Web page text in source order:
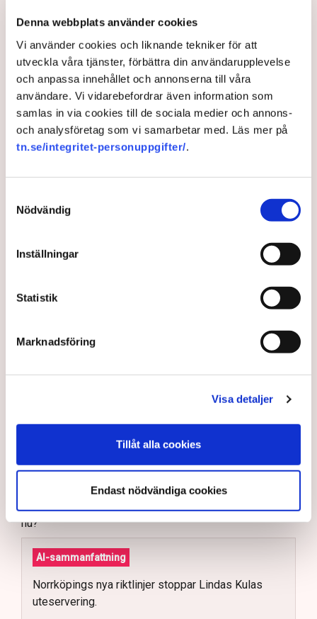
Denna webbplats använder cookies
Vi använder cookies och liknande tekniker för att
utveckla våra tjänster, förbättra din användarupplevelse
och anpassa innehållet och annonserna till våra
användare. Vi vidarebefordrar även information som
samlas in via cookies till de sociala medier och annons-
och analysföretag som vi samarbetar med. Läs mer på
tn.se/integritet-personuppgifter/.
Nödvändig
Inställningar
Statistik
Marknadsföring
Visa detaljer
Tillåt alla cookies
Endast nödvändiga cookies
”Riktlinjerna gäller ju redan nu så min markis med ben är inte
Norrköping. Bild: Privat
rad. Men kommunens plötsligt ändrade
för företagare”, säger
Norrköping till TN.
En markis med fyra ben. Den har hamnat i centrum när
Norrköpings kommun ändrat sina policys för
sommaren i rad komplettera restaurangen Lindas Kula
plats i över tio år, har ett bygglov från 2015 och är
godkänd sedan 2018.
– Dessutom har jag ju haft den över uteserveringen de
två senaste somrarna, så hur kan det bli ett problem
nu?
AI-sammanfattning
Norrköpings nya riktlinjer stoppar Lindas Kulas
uteservering.